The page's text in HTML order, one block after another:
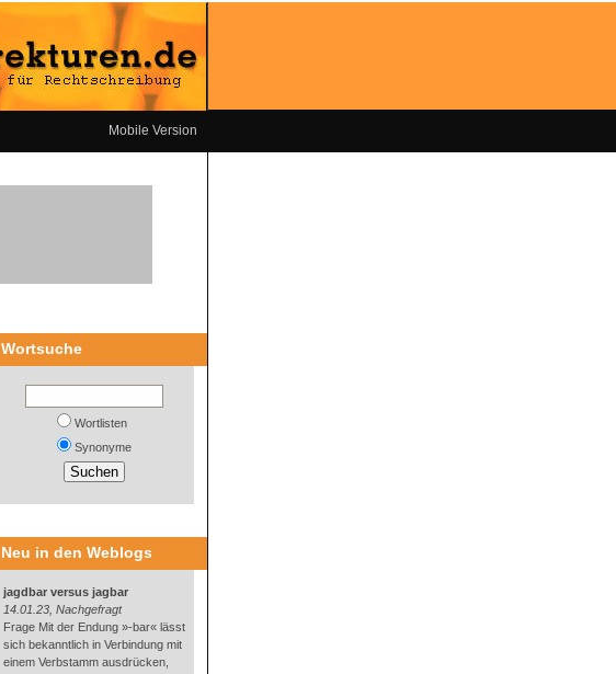
Mobile Version
Wortsuche
Wortlisten
Synonyme
Neu in den Weblogs
jagdbar versus jagbar
14.01.23, Nachgefragt
Frage Mit der Endung »-bar« lässt
sich bekanntlich in Verbindung mit
einem Verbstamm ausdrücken,